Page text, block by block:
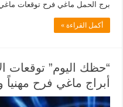
برج الحمل ماغي فرح توقعات
أكمل القراءة »
أبراج ماغي فرح